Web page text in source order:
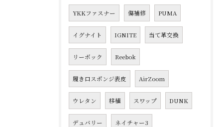
YKKファスナー 傷補修 PUMA
イグナイト IGNITE 当て革交換
リーボック Reebok
履き口スポンジ表皮 AirZoom
ウレタン 移植 スワップ DUNK
デュバリー ネイチャー3